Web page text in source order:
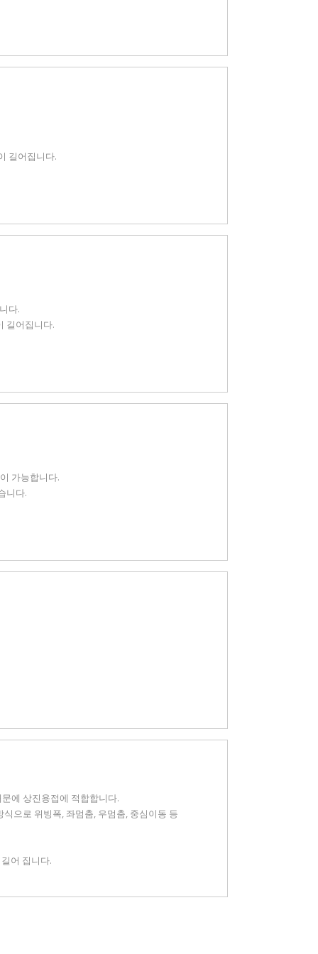
길어집니다.
다.
길어집니다.
가능합니다.
니다.
에 상진용접에 적합합니다.
으로 위빙폭, 좌멈춤, 우멈춤, 중심이동 등
어 집니다.